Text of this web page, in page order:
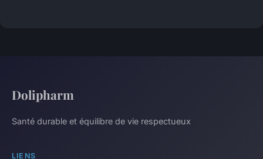
Dolipharm
Santé durable et équilibre de vie respectueux
LIENS